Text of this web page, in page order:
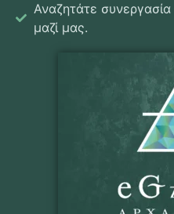
Αναζητάτε
μαζί μας.